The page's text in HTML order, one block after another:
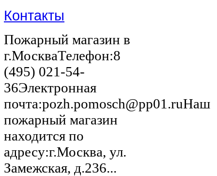
Контакты
Пожарный магазин в
г.МоскваТелефон:8
(495) 021-54-
36Электронная
почта:pozh.pomosch@pp01.ruНаш
пожарный магазин
находится по
адресу:г.Москва, ул.
Замежская, д.236...